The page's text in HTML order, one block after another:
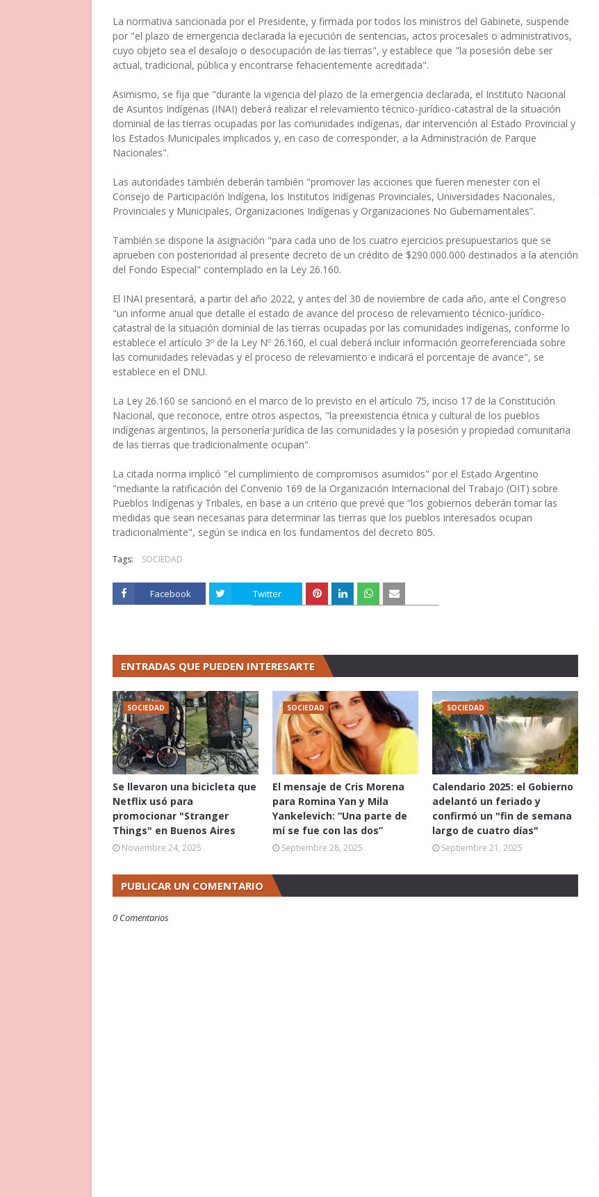
La normativa sancionada por el Presidente, y firmada por todos los ministros del Gabinete, suspende
por "el plazo de emergencia declarada la ejecución de sentencias, actos procesales o administrativos,
cuyo objeto sea el desalojo o desocupación de las tierras", y establece que "la posesión debe ser
actual, tradicional, pública y encontrarse fehacientemente acreditada".
Asimismo, se fija que "durante la vigencia del plazo de la emergencia declarada, el Instituto Nacional
de Asuntos Indígenas (INAI) deberá realizar el relevamiento técnico-jurídico-catastral de la situación
dominial de las tierras ocupadas por las comunidades indígenas, dar intervención al Estado Provincial y
los Estados Municipales implicados y, en caso de corresponder, a la Administración de Parque
Nacionales".
Las autoridades también deberán también "promover las acciones que fueren menester con el
Consejo de Participación Indígena, los Institutos Indígenas Provinciales, Universidades Nacionales,
Provinciales y Municipales, Organizaciones Indígenas y Organizaciones No Gubernamentales”.
También se dispone la asignación "para cada uno de los cuatro ejercicios presupuestarios que se
aprueben con posterioridad al presente decreto de un crédito de $290.000.000 destinados a la atención
del Fondo Especial" contemplado en la Ley 26.160.
El INAI presentará, a partir del año 2022, y antes del 30 de noviembre de cada año, ante el Congreso
"un informe anual que detalle el estado de avance del proceso de relevamiento técnico-jurídico-
catastral de la situación dominial de las tierras ocupadas por las comunidades indígenas, conforme lo
establece el artículo 3º de la Ley Nº 26.160, el cual deberá incluir información georreferenciada sobre
las comunidades relevadas y el proceso de relevamiento e indicará el porcentaje de avance", se
establece en el DNU.
La Ley 26.160 se sancionó en el marco de lo previsto en el artículo 75, inciso 17 de la Constitución
Nacional, que reconoce, entre otros aspectos, "la preexistencia étnica y cultural de los pueblos
indígenas argentinos, la personería jurídica de las comunidades y la posesión y propiedad comunitaria
de las tierras que tradicionalmente ocupan".
La citada norma implicó "el cumplimiento de compromisos asumidos" por el Estado Argentino
"mediante la ratificación del Convenio 169 de la Organización Internacional del Trabajo (OIT) sobre
Pueblos Indígenas y Tribales, en base a un criterio que prevé que “los gobiernos deberán tomar las
medidas que sean necesarias para determinar las tierras que los pueblos interesados ocupan
tradicionalmente", según se indica en los fundamentos del decreto 805.
Tags: SOCIEDAD
Facebook Twitter
ENTRADAS QUE PUEDEN INTERESARTE
SOCIEDAD
Se llevaron una bicicleta que
Netflix usó para
promocionar "Stranger
Things" en Buenos Aires
Noviembre 24, 2025
SOCIEDAD
El mensaje de Cris Morena
para Romina Yan y Mila
Yankelevich: “Una parte de
mí se fue con las dos”
Septiembre 28, 2025
SOCIEDAD
Calendario 2025: el Gobierno
adelantó un feriado y
confirmó un "fin de semana
largo de cuatro días"
Septiembre 21, 2025
PUBLICAR UN COMENTARIO
0 Comentarios